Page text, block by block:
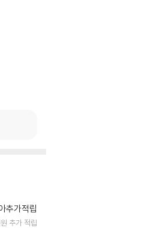
추가적립
추가 적립